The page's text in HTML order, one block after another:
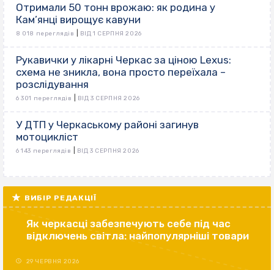
Отримали 50 тонн врожаю: як родина у
Кам’янці вирощує кавуни
8 018 переглядів ВІД 1 СЕРПНЯ 2026
Рукавички у лікарні Черкас за ціною Lexus:
схема не зникла, вона просто переїхала –
розслідування
6 301 переглядів ВІД 3 СЕРПНЯ 2026
У ДТП у Черкаському районі загинув
мотоцикліст
6 143 переглядів ВІД 3 СЕРПНЯ 2026
ВИБІР РЕДАКЦІЇ
Як черкасці забезпечують себе під час
відключень світла: найпопулярніші товари
29 ЧЕРВНЯ 2026